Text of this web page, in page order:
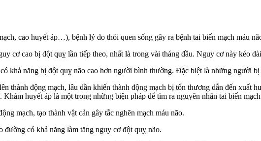
cao huyết áp…), bệnh lý do thói quen sống gây ra bệnh tai biến mạch máu
cơ cao bị đột quỵ lần tiếp theo, nhất là trong vài tháng đầu. Nguy cơ này kéo
khả năng bị đột quỵ não cao hơn người bình thường. Đặc biệt là những người
thành động mạch, lâu dần khiến thành động mạch bị tổn thương dẫn đến xuất
huyết áp là một trong những biện pháp để tìm ra nguyên nhân tai biến
mạch, tạo thành vật cản gây tắc nghẽn mạch máu não.
đường có khả năng làm tăng nguy cơ đột quỵ não.